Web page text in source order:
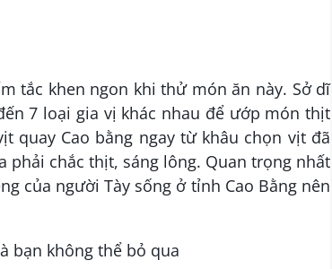
tắc khen ngon khi thử món ăn này. Sở dĩ
7 loại gia vị khác nhau để ướp món thịt
quay Cao bằng ngay từ khâu chọn vịt đã
phải chắc thịt, sáng lông. Quan trọng nhất
của người Tày sống ở tỉnh Cao Bằng nên